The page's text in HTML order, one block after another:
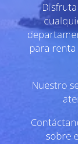
para
Nuestro
sobre